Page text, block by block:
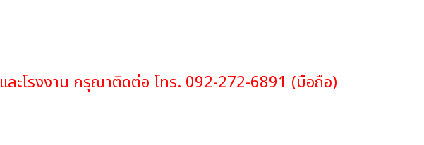
ะโรงงาน กรุณาติดต่อ โทร. 092-272-6891 (มือถือ)